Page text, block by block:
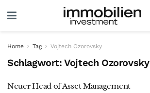
Home Tag Vojtech Ozorovsky
Schlagwort:Vojtech Ozorovsky
Neuer Head of Asset Management